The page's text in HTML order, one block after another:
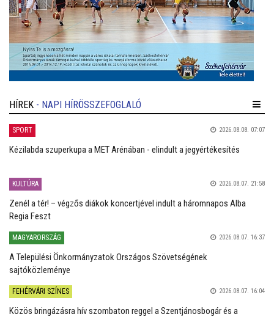
HÍREK - NAPI HÍRÖSSZEFOGLALÓ
SPORT 2026.08.08. 07:07
Kézilabda szuperkupa a MET Arénában - elindult a jegyértékesítés
KULTÚRA 2026.08.07. 21:58
Zenél a tér! – végzős diákok koncertjével indult a háromnapos Alba
Regia Feszt
MAGYARORSZÁG 2026.08.07. 16:37
A Települési Önkormányzatok Országos Szövetségének
sajtóközleménye
FEHÉRVÁRI SZÍNES 2026.08.07. 16:04
Közös bringázásra hív szombaton reggel a Szentjánosbogár és a